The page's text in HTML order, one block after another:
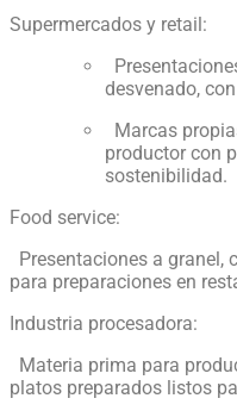
Supermercados y retail:
desvenado,
Marcas
productor con
sostenibilidad.
Food service:
Presentaciones a granel,
para preparaciones en
Industria procesadora:
Materia prima para
platos preparados listos